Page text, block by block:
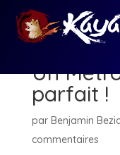
[Test]
Un
parfait !
par Benjamin
commentaires